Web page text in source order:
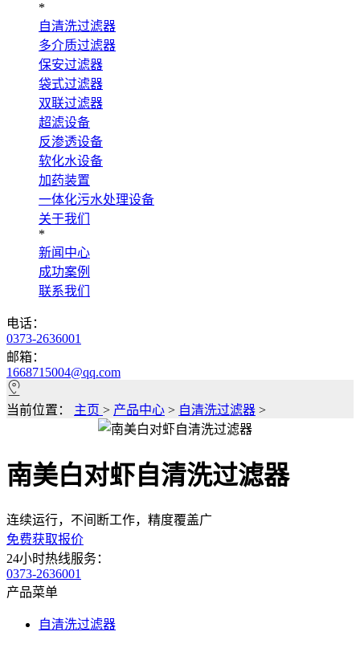
*
自清洗过滤器
多介质过滤器
保安过滤器
袋式过滤器
双联过滤器
超滤设备
反渗透设备
软化水设备
加药装置
一体化污水处理设备
关于我们
*
新闻中心
成功案例
联系我们
电话：
0373-2636001
邮箱：
1668715004@qq.com
当前位置： 主页 > 产品中心 > 自清洗过滤器 >
南美白对虾自清洗过滤器
连续运行，不间断工作，精度覆盖广
免费获取报价
24小时热线服务：
0373-2636001
产品菜单
自清洗过滤器